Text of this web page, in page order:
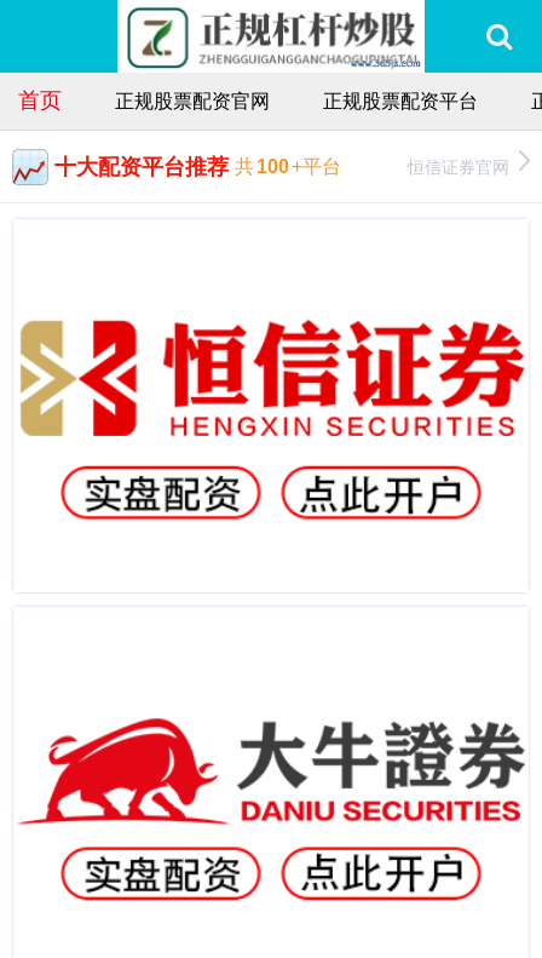
首页 正规股票配资官网 正规股票配资平台
十大配资平台推荐 共100+平台 恒信证券官网